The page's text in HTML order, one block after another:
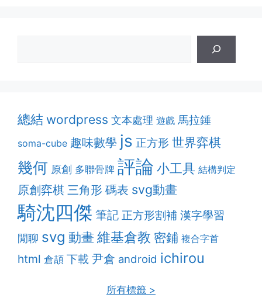
總結 wordpress 文本處理 遊戲 馬拉錘
soma-cube 趣味數學 js 正方形 世界弈棋
幾何 原創 多聯骨牌 評論 小工具 結構判定
原創弈棋 三角形 碼表 svg動畫
騎沈四傑 筆記 正方形割補 漢字學習
閒聊 svg 動畫 維基倉教 密鋪 複合字首
html 倉頡 下載 尹倉 android ichirou
所有標籤 >